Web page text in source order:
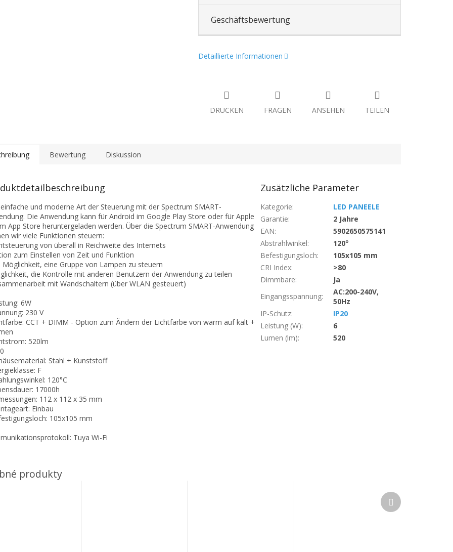
Geschäftsbewertung
Detaillierte Informationen
DRUCKEN FRAGEN ANSEHEN TEILEN
Bewertung Diskussion
einfache und moderne Art der Steuerung mit der Spectrum SMART-
Die Anwendung kann für Android im Google Play Store oder für Apple
App Store heruntergeladen werden. Über die Spectrum SMART-Anwendung
wir viele Funktionen steuern:
von überall in Reichweite des Internets
zum Einstellen von Zeit und Funktion
Möglichkeit, eine Gruppe von Lampen zu steuern
die Kontrolle mit anderen Benutzern der Anwendung zu teilen
mit Wandschaltern (über WLAN gesteuert)
6W
230 V
CCT + DIMM - Option zum Ändern der Lichtfarbe von warm auf kalt +
520lm
Stahl + Kunststoff
F
120°C
17000h
112 x 112 x 35 mm
Einbau
105x105 mm
Tuya Wi-Fi
Zusätzliche Parameter
Kategorie:
LED PANEELE
Garantie:
2 Jahre
EAN:
5902650575141
Abstrahlwinkel:
120°
Befestigungsloch:
105x105 mm
CRI Index:
>80
Dimmbare:
Ja
Eingangsspannung:
AC:200-240V,
50Hz
IP-Schutz:
IP20
Leistung (W):
6
Lumen (lm): 520
Nächstes
Produkt